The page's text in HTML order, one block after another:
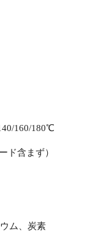
160/180℃
ド含まず）
ム、炭素